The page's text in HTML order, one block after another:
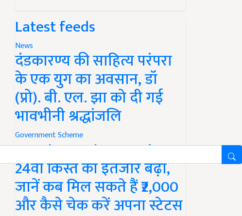
Latest feeds
News
दंडकारण्य की साहित्य परंपरा
के एक युग का अवसान, डॉ
(प्रो). बी. एल. झा को दी गई
भावभीनी श्रद्धांजलि
Government Scheme
PM Kisan Yojana Update:
24वीं किस्त का इंतजार बढ़ा,
जानें कब मिल सकते हैं ₹2,000
और कैसे चेक करें अपना स्टेटस